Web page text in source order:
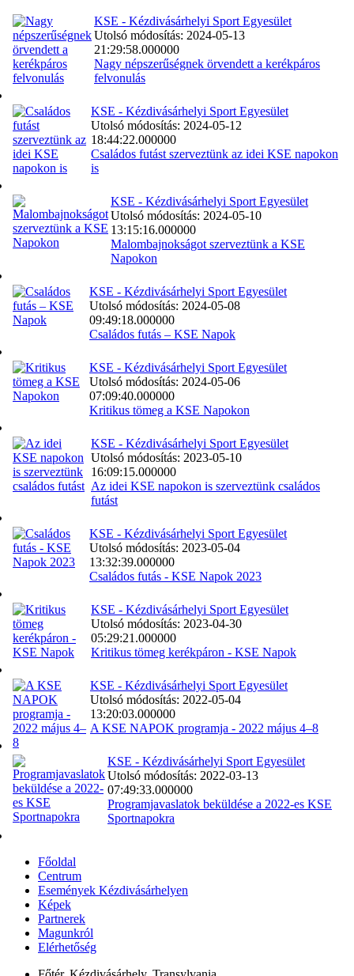
KSE - Kézdivásárhelyi Sport Egyesület
Utolsó módosítás: 2024-05-13
21:29:58.000000
Nagy népszerűségnek örvendett a kerékpáros
felvonulás
KSE - Kézdivásárhelyi Sport Egyesület
Utolsó módosítás: 2024-05-12
18:44:22.000000
Családos futást szerveztünk az idei KSE napokon
is
KSE - Kézdivásárhelyi Sport Egyesület
Utolsó módosítás: 2024-05-10
13:15:16.000000
Malombajnokságot szerveztünk a KSE
Napokon
KSE - Kézdivásárhelyi Sport Egyesület
Utolsó módosítás: 2024-05-08
09:49:18.000000
Családos futás – KSE Napok
KSE - Kézdivásárhelyi Sport Egyesület
Utolsó módosítás: 2024-05-06
07:09:40.000000
Kritikus tömeg a KSE Napokon
KSE - Kézdivásárhelyi Sport Egyesület
Utolsó módosítás: 2023-05-10
16:09:15.000000
Az idei KSE napokon is szerveztünk családos
futást
KSE - Kézdivásárhelyi Sport Egyesület
Utolsó módosítás: 2023-05-04
13:32:39.000000
Családos futás - KSE Napok 2023
KSE - Kézdivásárhelyi Sport Egyesület
Utolsó módosítás: 2023-04-30
05:29:21.000000
Kritikus tömeg kerékpáron - KSE Napok
KSE - Kézdivásárhelyi Sport Egyesület
Utolsó módosítás: 2022-05-04
13:20:03.000000
A KSE NAPOK programja - 2022 május 4–8
KSE - Kézdivásárhelyi Sport Egyesület
Utolsó módosítás: 2022-03-13
07:49:33.000000
Programjavaslatok beküldése a 2022-es KSE
Sportnapokra
Főoldal
Centrum
Események Kézdivásárhelyen
Képek
Partnerek
Magunkról
Elérhetőség